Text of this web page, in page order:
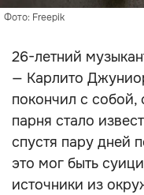
Фото: Freepik
26-летний
— Карлито
покончил с собой,
парня стало
спустя пару дней
это мог быть
источники из